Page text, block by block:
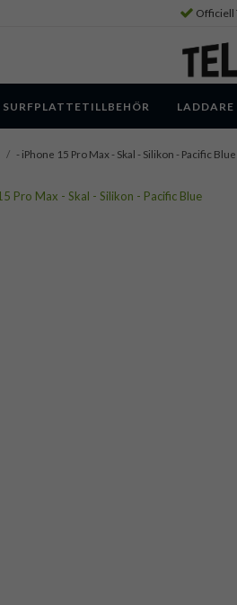
Officiell
SURFPLATTETILLBEHÖR
/ - iPhone 15 Pro Max - Skal - Silikon - Pacific Blue